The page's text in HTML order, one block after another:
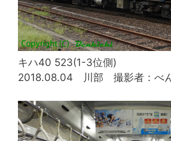
キハ40 523(1-3位側)
2018.08.04 川部 撮影者：べ